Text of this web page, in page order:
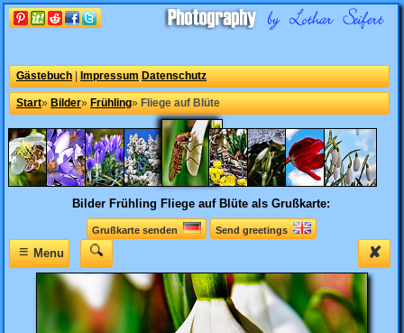
Gästebuch Impressum Datenschutz
Start» Bilder» Frühling» Fliege auf Blüte
Bilder Frühling Fliege auf Blüte als Grußkarte:
Grußkarte senden Send greetings
✘
≡Menu